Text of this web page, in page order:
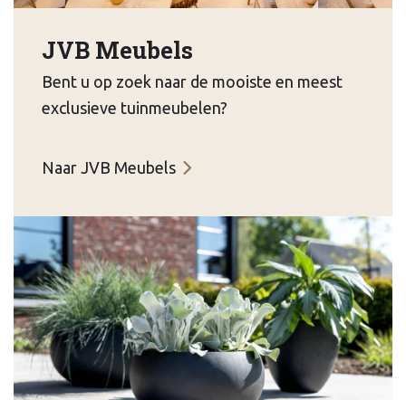
JVB Meubels
Bent u op zoek naar de mooiste en meest
exclusieve tuinmeubelen?
Naar JVB Meubels